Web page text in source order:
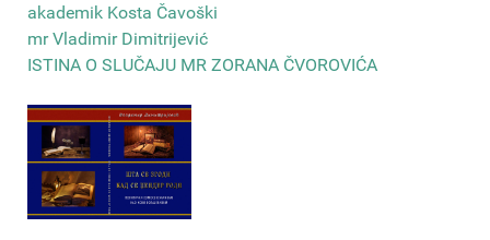
akademik Kosta Čavoški
mr Vladimir Dimitrijević
ISTINA O SLUČAJU MR ZORANA ČVOROVIĆA